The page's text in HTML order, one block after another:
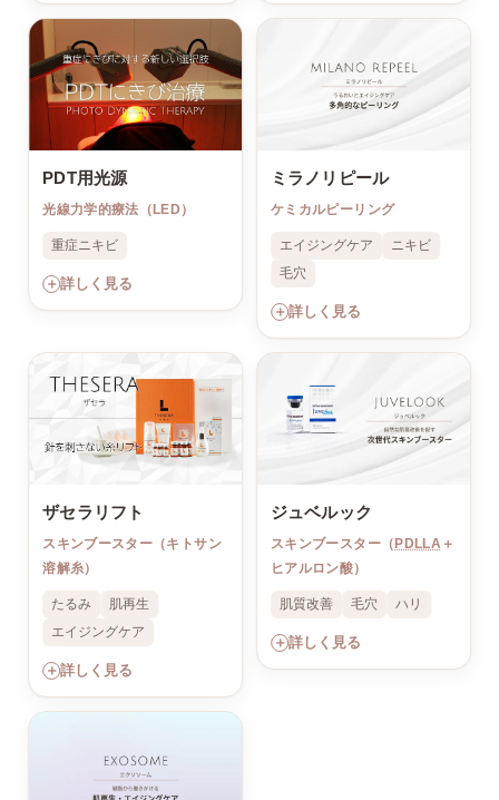
PDT用光源
光線力学的療法（LED）
重症ニキビ
＋詳しく見る
ミラノリピール
ケミカルピーリング
エイジングケア ニキビ
毛穴
＋詳しく見る
ザセラリフト
スキンブースター（キトサン
溶解糸）
たるみ 肌再生
エイジングケア
＋詳しく見る
ジュベルック
スキンブースター（ PDLLA ＋
ヒアルロン酸）
肌質改善 毛穴 ハリ
＋詳しく見る